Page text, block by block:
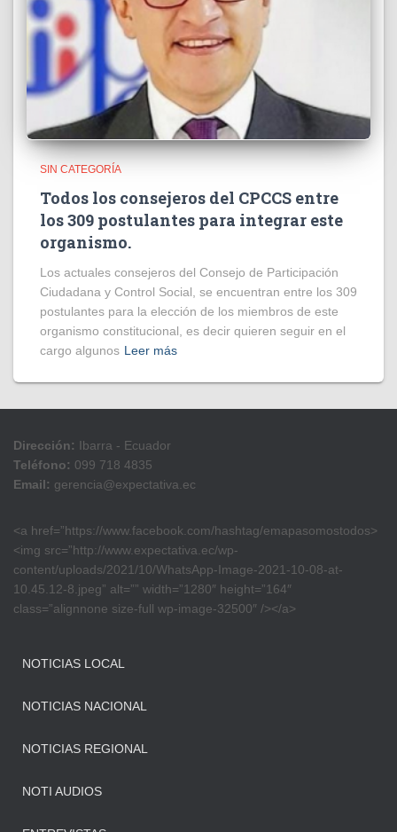
SIN CATEGORÍA
Todos los consejeros del CPCCS entre
los 309 postulantes para integrar este
organismo.
Los actuales consejeros del Consejo de Participación
Ciudadana y Control Social, se encuentran entre los 309
postulantes para la elección de los miembros de este
organismo constitucional, es decir quieren seguir en el
cargo algunos Leer más
Dirección: Ibarra - Ecuador
Teléfono: 099 718 4835
Email: gerencia@expectativa.ec
<a href=”https://www.facebook.com/hashtag/emapasomostodos>
<img src=”http://www.expectativa.ec/wp-
content/uploads/2021/10/WhatsApp-Image-2021-10-08-at-
10.45.12-8.jpeg” alt=”” width=”1280″ height=”164″
class=”alignnone size-full wp-image-32500″ /></a>
NOTICIAS LOCAL
NOTICIAS NACIONAL
NOTICIAS REGIONAL
NOTI AUDIOS